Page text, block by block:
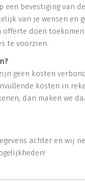
een bevestiging van
van je wensen en
offerte doen
te voorzien.
geen kosten
kosten in
dan maken we
achter en wij